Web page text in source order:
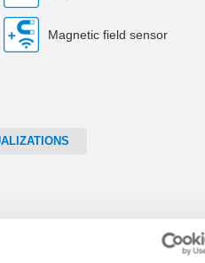
Magnetic field sensor